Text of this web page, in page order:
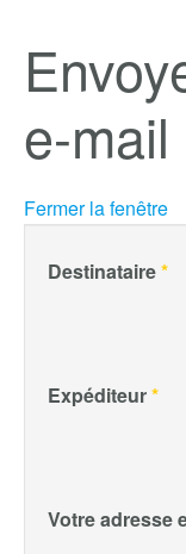
e-
Fermer la fenêtre
Destinataire*
Expéditeur*
Votre adresse